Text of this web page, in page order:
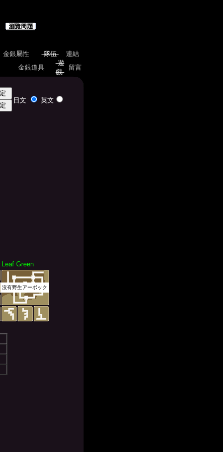
金銀屬性 隊伍
連結
金銀道具
遊
戲
留言
日文 英文
Leaf Green
沒有野生アーボック